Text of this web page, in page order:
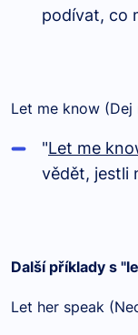
podívat, co
Let me know (Dej
"Let me
vědět, jestli
Další příklady s
Let her speak